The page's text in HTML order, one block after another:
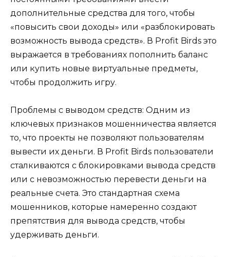
дополнительные средства для того, чтобы
«повысить свои доходы» или «разблокировать
возможность вывода средств». В Profit Birds это
выражается в требованиях пополнить баланс
или купить новые виртуальные предметы,
чтобы продолжить игру.
Проблемы с выводом средств: Одним из
ключевых признаков мошенничества является
то, что проекты не позволяют пользователям
вывести их деньги. В Profit Birds пользователи
сталкиваются с блокировками вывода средств
или с невозможностью перевести деньги на
реальные счета. Это стандартная схема
мошенников, которые намеренно создают
препятствия для вывода средств, чтобы
удерживать деньги.